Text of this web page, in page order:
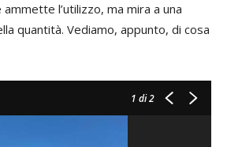
l’utilizzo, ma mira a una
quantità. Vediamo, appunto, di cosa
1 di 2